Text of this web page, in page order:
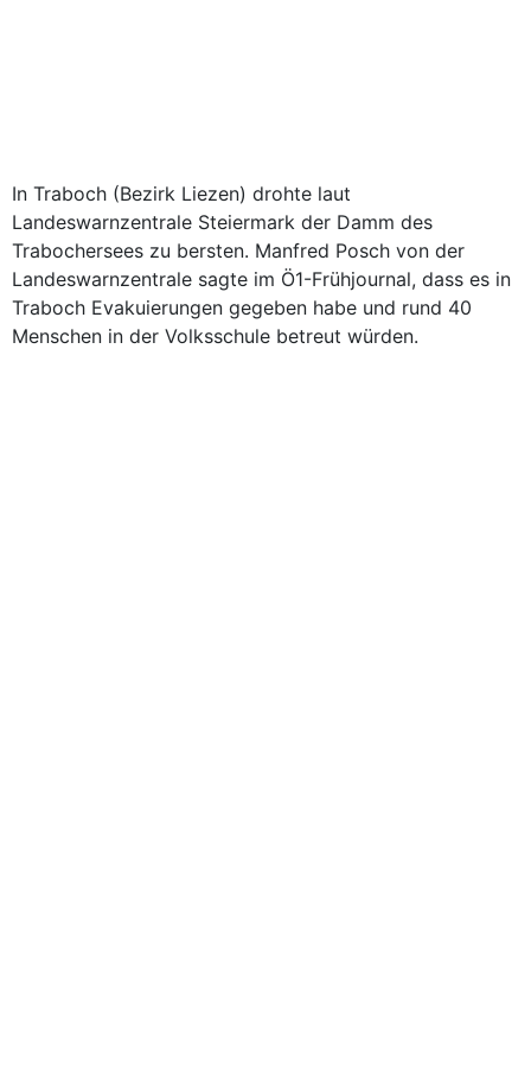
In Traboch (Bezirk Liezen) drohte laut
Landeswarnzentrale Steiermark der Damm des
Trabochersees zu bersten. Manfred Posch von der
Landeswarnzentrale sagte im Ö1-Frühjournal, dass es in
Traboch Evakuierungen gegeben habe und rund 40
Menschen in der Volksschule betreut würden.